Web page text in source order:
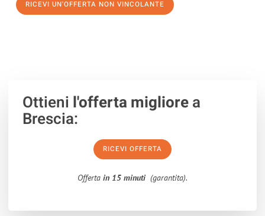
RICEVI UN'OFFERTA NON VINCOLANTE
Ottieni l'offerta migliorea
Brescia:
RICEVI OFFERTA
Offerta in 15 minuti (garantita).